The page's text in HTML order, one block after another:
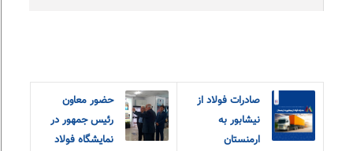
صادرات فولاد از
نیشابور به
ارمنستان
حضور معاون
رئیس جمهور در
نمایشگاه فولاد